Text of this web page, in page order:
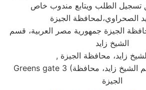
تسجيل الطلب ويتابع مندوب خاص
الصحراوي،لمحافظة الجيزة
الجيزة جمهورية مصر العربية، قسم
الشيخ زايد
, زايد، محافظة الجيزة
Greens gate 3 (الشيخ زايد، محافظة
الجيزة